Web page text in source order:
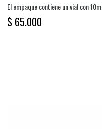
El empaque contiene un vial con
en agua estéril y en combinación de
$ 65.000